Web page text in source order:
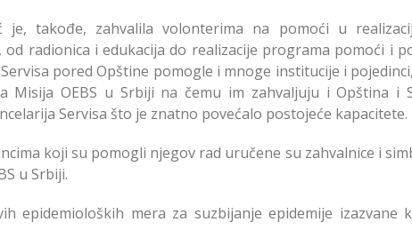
je, takođe, zahvalila volonterima na pomoći u
radionica i edukacija do realizacije programa pomoći i
pored Opštine pomogle i mnoge institucije i
OEBS u Srbiji na čemu im zahvaljuju i Opština i
Servisa što je znatno povećalo postojeće kapacitete.
koji su pomogli njegov rad uručene su zahvalnice i
u Srbiji.
epidemioloških mera za suzbijanje epidemije izazvane